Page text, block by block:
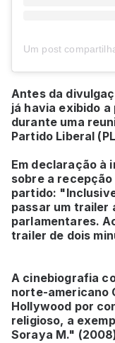
Antes da
já havia exibido
durante uma
Partido Liberal
Em declaração à
sobre a
partido:
passar um trailer
parlamentares.
trailer de dois
A cinebiografia
norte-americano
Hollywood por
religioso, a
Soraya M."